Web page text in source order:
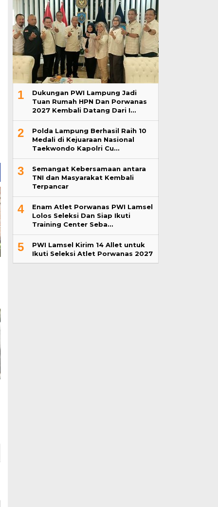
1
Dukungan PWI Lampung Jadi
Tuan Rumah HPN Dan Porwanas
2027 Kembali Datang Dari I…
2
Polda Lampung Berhasil Raih 10
Medali di Kejuaraan Nasional
Taekwondo Kapolri Cu…
3
Semangat Kebersamaan antara
TNI dan Masyarakat Kembali
Terpancar
4
Enam Atlet Porwanas PWI Lamsel
Lolos Seleksi Dan Siap Ikuti
Training Center Seba…
5
PWI Lamsel Kirim 14 Allet untuk
Ikuti Seleksi Atlet Porwanas 2027